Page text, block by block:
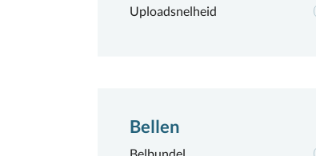
Uploadsnelheid
Bellen